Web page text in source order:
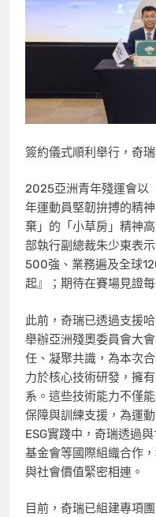
簽約儀式順利舉行，奇
2025亞洲青年殘運會以
年運動員堅韌拚搏的精
棄」的「小草房」精神
部執行副總裁朱少東表
500強、業務遍及全球
起』；期待在賽場見證
此前，奇瑞已透過支援
舉辦亞洲殘奧委員會大
任、凝聚共識，為本次
力於核心技術研發，擁
系。這些技術能力不僅
保障與訓練支援，為運
ESG實踐中，奇瑞透過
基金會等國際組織合作
與社會價值緊密相連。
目前，奇瑞已組建專項